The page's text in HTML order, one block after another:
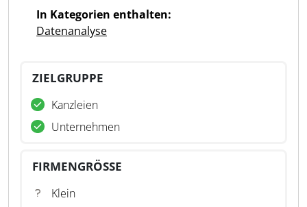
In Kategorien enthalten:
Datenanalyse
ZIELGRUPPE
Kanzleien
Unternehmen
FIRMENGRÖSSE
Klein